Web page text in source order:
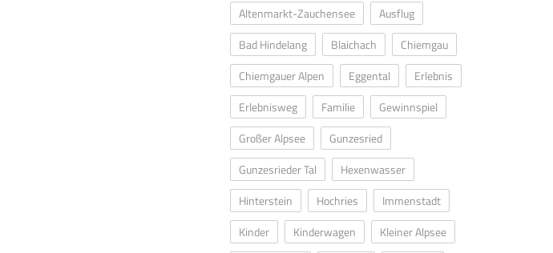
Altenmarkt-Zauchensee
Ausflug
Bad Hindelang
Blaichach
Chiemgau
Chiemgauer Alpen
Eggental
Erlebnis
Erlebnisweg
Familie
Gewinnspiel
Großer Alpsee
Gunzesried
Gunzesrieder Tal
Hexenwasser
Hinterstein
Hochries
Immenstadt
Kinder
Kinderwagen
Kleiner Alpsee